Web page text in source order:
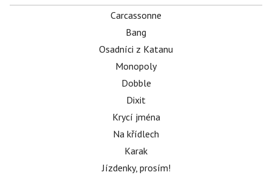
Carcassonne
Bang
Osadníci z Katanu
Monopoly
Dobble
Dixit
Krycí jména
Na křídlech
Karak
Jízdenky, prosím!